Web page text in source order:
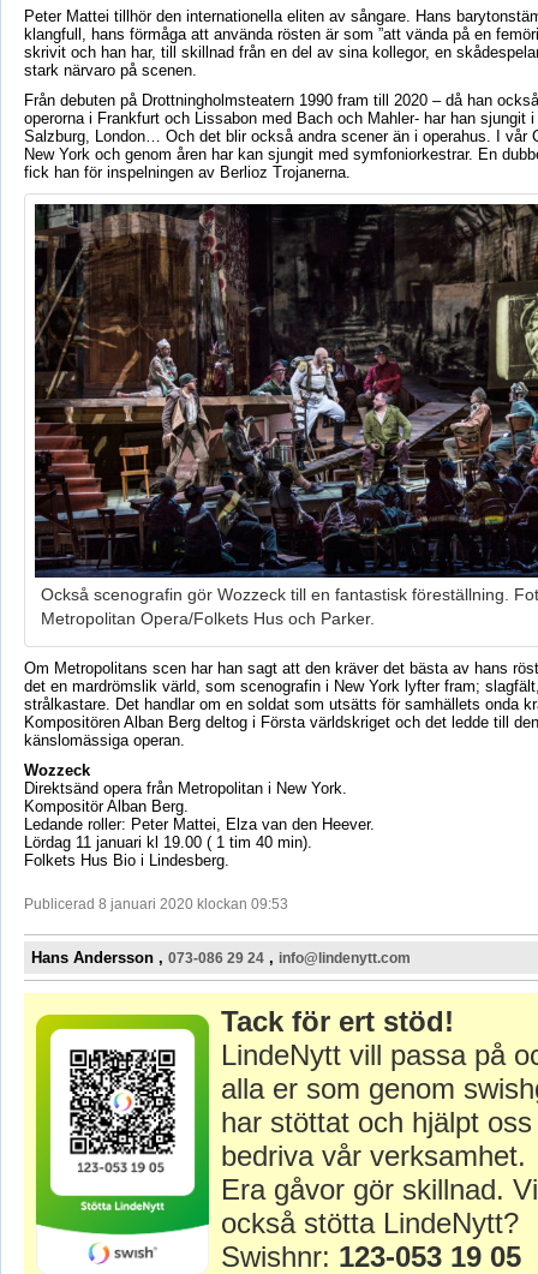
Peter Mattei tillhör den internationella eliten av sångare. Hans
klangfull, hans förmåga att använda rösten är som ”att vända på en
skrivit och han har, till skillnad från en del av sina kollegor, en
stark närvaro på scenen.
Från debuten på Drottningholmsteatern 1990 fram till 2020 – då han
operorna i Frankfurt och Lissabon med Bach och Mahler- har han sjungit
Salzburg, London… Och det blir också andra scener än i operahus. I vår
New York och genom åren har kan sjungit med symfoniorkestrar. En
fick han för inspelningen av Berlioz Trojanerna.
Också scenografin gör Wozzeck till en fantastisk föreställning.
Metropolitan Opera/Folkets Hus och Parker.
Om Metropolitans scen har han sagt att den kräver det bästa av hans
det en mardrömslik värld, som scenografin i New York lyfter fram;
strålkastare. Det handlar om en soldat som utsätts för samhällets onda
Kompositören Alban Berg deltog i Första världskriget och det ledde till
känslomässiga operan.
Wozzeck
Direktsänd opera från Metropolitan i New York.
Kompositör Alban Berg.
Ledande roller: Peter Mattei, Elza van den Heever.
Lördag 11 januari kl 19.00 ( 1 tim 40 min).
Folkets Hus Bio i Lindesberg.
Publicerad 8 januari 2020 klockan 09:53
Hans Andersson , 073-086 29 24, info@lindenytt.com
Tack för ert stöd!
LindeNytt vill passa på
alla er som genom
har stöttat och hjälpt
bedriva vår verksamhet.
Era gåvor gör skillnad.
också stötta LindeNytt?
Swishnr: 123-053 19 05